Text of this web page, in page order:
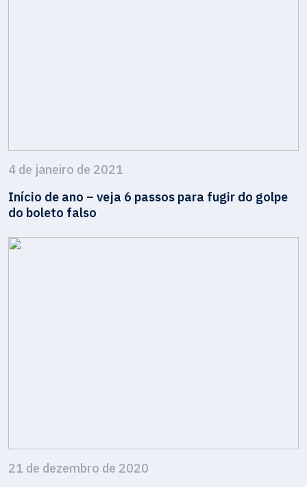
4 de janeiro de 2021
Início de ano – veja 6 passos para fugir do golpe
do boleto falso
21 de dezembro de 2020